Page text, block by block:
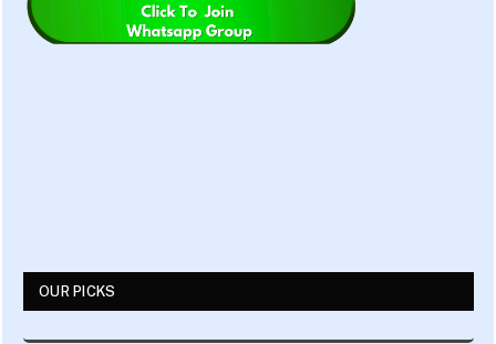
OUR PICKS